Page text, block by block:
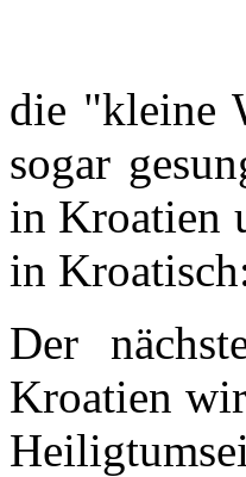
die "kleine
sogar
in Kroatien
in
Der
Kroatien